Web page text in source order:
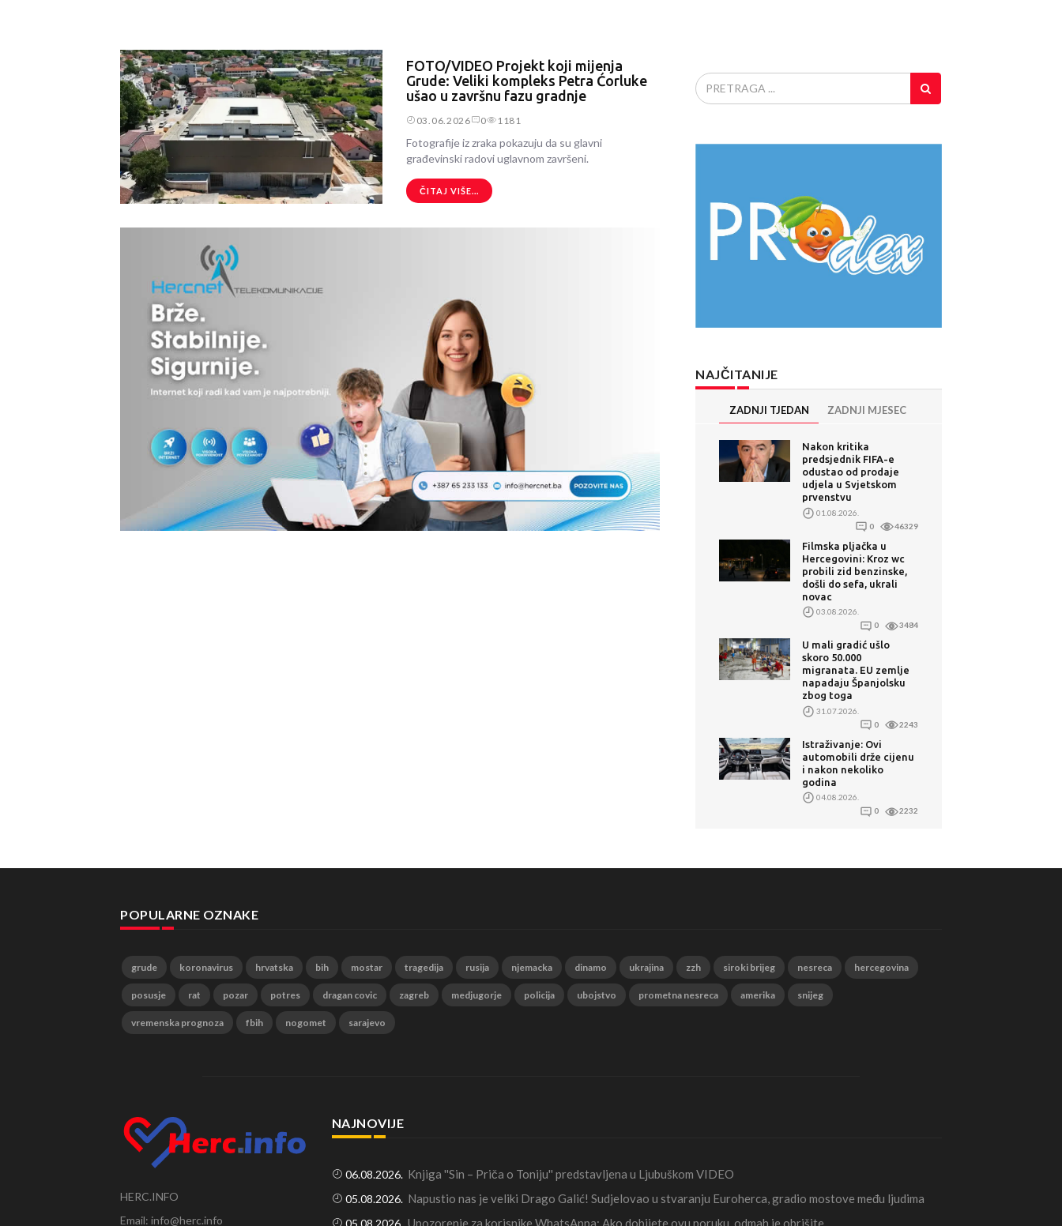
FOTO/VIDEO Projekt koji mijenja
Grude: Veliki kompleks Petra Ćorluke
ušao u završnu fazu gradnje
03.06.2026 0 1181
Fotografije iz zraka pokazuju da su glavni
građevinski radovi uglavnom završeni.
ČITAJ VIŠE...
NAJČITANIJE
ZADNJI TJEDAN ZADNJI MJESEC
Nakon kritika
predsjednik FIFA-e
odustao od prodaje
udjela u Svjetskom
prvenstvu
01.08.2026.
0
46329
Filmska pljačka u
Hercegovini: Kroz wc
probili zid benzinske,
došli do sefa, ukrali
novac
03.08.2026.
0
3484
U mali gradić ušlo
skoro 50.000
migranata. EU zemlje
napadaju Španjolsku
zbog toga
31.07.2026.
0
2243
Istraživanje: Ovi
automobili drže cijenu
i nakon nekoliko
godina
04.08.2026.
0
2232
POPULARNE OZNAKE
grude koronavirus hrvatska bih mostar tragedija rusija njemacka dinamo ukrajina zzh siroki brijeg nesreca hercegovina
posusje rat pozar potres dragan covic zagreb medjugorje policija ubojstvo prometna nesreca amerika snijeg
vremenska prognoza fbih nogomet sarajevo
HERC.INFO
Email: info@herc.info
NAJNOVIJE
06.08.2026. Knjiga ''Sin – Priča o Toniju'' predstavljena u Ljubuškom VIDEO
05.08.2026. Napustio nas je veliki Drago Galić! Sudjelovao u stvaranju Euroherca, gradio mostove među ljudima
Upozorenje za korisnike WhatsAppa: Ako dobijete ovu poruku, odmah je obrišite